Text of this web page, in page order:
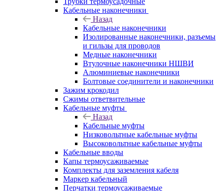
Кабельные наконечники
Назад
Кабельные наконечники
Изолированные наконечники, разъемы
и гильзы для проводов
Медные наконечники
Втулочные наконечники НШВИ
Алюминиевые наконечники
Болтовые соединители и наконечники
Зажим крокодил
Сжимы ответвительные
Кабельные муфты
Назад
Кабельные муфты
Низковольтные кабельные муфты
Высоковольтные кабельные муфты
Кабельные вводы
Капы термоусаживаемые
Комплекты для заземления кабеля
Маркер кабельный
Перчатки термоусаживаемые